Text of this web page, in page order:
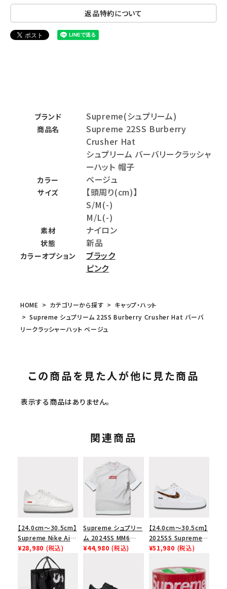
返品特約について
ブランド Supreme(シュプリーム)
商品名
Supreme 22SS Burberry
Crusher Hat
シュプリーム バーバリークラッシャ
ーハット 帽子
カラー ベージュ
サイズ
【頭周り(cm)】
S/M(-)
M/L(-)
素材 ナイロン
状態 新品
カラーオプション
ブラック
ピンク
HOME カテゴリーから探す
キャップ・ハット
Supreme シュプリーム 22SS Burberry Crusher Hat バーバ
リークラッシャーハット ベージュ
この商品を見た人が他に見た商品
表示する商品はありません。
関連商品
【24.0cm～30.5cm】
Supreme Nike Air
Force 1 Low シュプ
リーム ナイキエアフォ
ース１スニーカー シ
ューズ ホワイト
¥28,980 (税込)
Supreme シュプリー
ム 2024SS MM6
Maison Margiela
¥44,980 (税込)
【24.0cm～30.5cm】
2025SS Supreme
GOODENOUGH
Low AF1 シュプリー
ムグッドイナフ ナイキ
¥51,980 (税込)